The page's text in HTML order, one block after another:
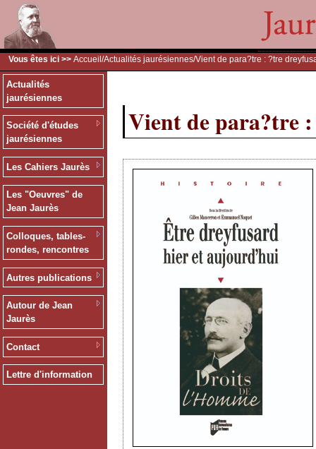
Vous êtes ici >> Accueil /Actualités jaurésiennes/Vient de para?tre : ?tre
Actualités
jaurésiennes
Société d'études
jaurésiennes
Les Cahiers Jaurès
Les "Oeuvres" de
Jean Jaurès
Colloques, tables-
rondes, rencontres
Autres publications
Autour de Jean
Jaurès
Contact
Lettre d'information
Vient de para?tre